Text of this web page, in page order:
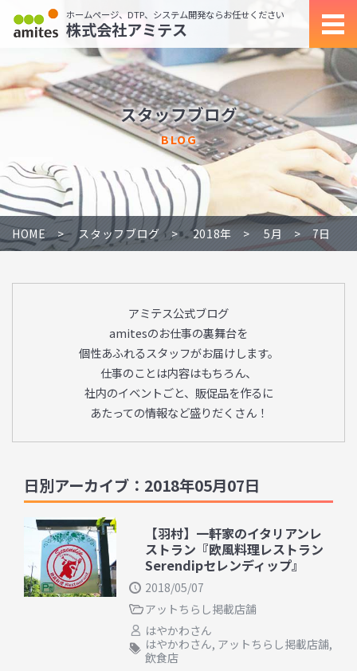
ホームページ、DTP、システム開発ならお任せください
株式会社アミテス
スタッフブログ
BLOG
HOME スタッフブログ 2018年 5月 7日
アミテス公式ブログ
amitesのお仕事の裏舞台を
個性あふれるスタッフがお届けします。
仕事のことは内容はもちろん、
社内のイベントごと、販促品を作るに
あたっての情報など盛りだくさん！
日別アーカイブ：2018年05月07日
【羽村】一軒家のイタリアンレ
ストラン『欧風料理レストラン
Serendipセレンディップ』
2018/05/07
アットちらし掲載店舗
はやかわさん
はやかわさん, アットちらし掲載店舗,
飲食店